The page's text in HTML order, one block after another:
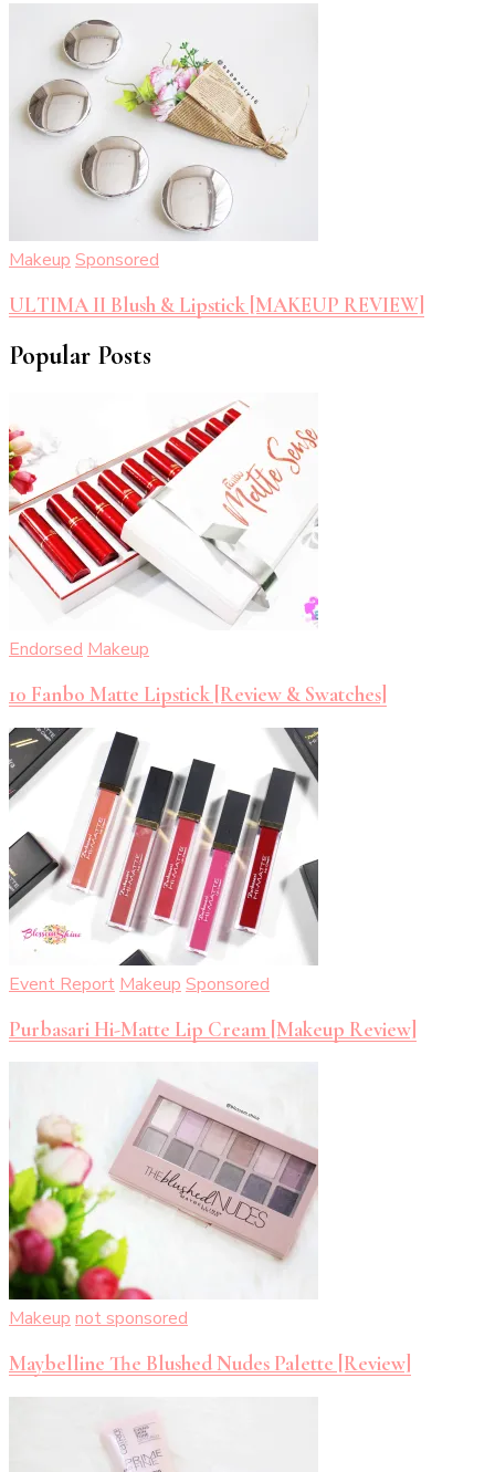
Makeup Sponsored
ULTIMA II Blush & Lipstick [MAKEUP REVIEW]
Popular Posts
EndorsedMakeup
10 Fanbo Matte Lipstick [Review & Swatches]
Event Report Makeup Sponsored
Purbasari Hi-Matte Lip Cream [Makeup Review]
Makeup not sponsored
Maybelline The Blushed Nudes Palette [Review]